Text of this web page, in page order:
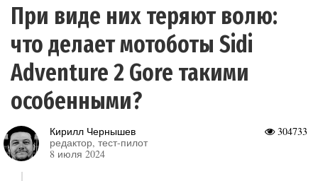
При виде них теряют волю:
что делает мотоботы Sidi
Adventure 2 Gore такими
особенными?
304733
Кирилл Чернышев
редактор, тест-пилот
8 июля 2024